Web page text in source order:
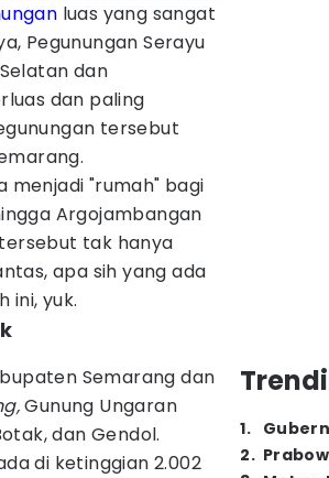
luas yang sangat
Pegunungan Serayu
dan
dan paling
tersebut
menjadi "rumah" bagi
Argojambangan
tak hanya
apa sih yang ada
ini, yuk.
Semarang dan
Gunung Ungaran
dan Gendol.
di ketinggian 2.002
1.
2.